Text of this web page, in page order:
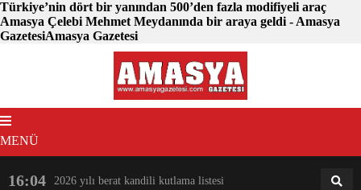
Türkiye’nin dört bir yanından 500’den fazla modifiyeli araç
Amasya Çelebi Mehmet Meydanında bir araya geldi - Amasya
GazetesiAmasya Gazetesi
MENÜ
16:04 2026 yılı berat kandili kutlama listesi 18:31